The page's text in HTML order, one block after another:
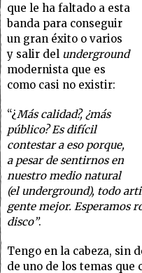
que le ha faltado a esta
banda para conseguir
un gran éxito o varios
y salir del underground
modernista que es
como casi no existir:
“¿Más calidad?, ¿más
público? Es difícil
contestar a eso porque,
a pesar de sentirnos en
nuestro medio natural
(el underground), todo
gente mejor. Esperamos
disco”.
Tengo en la cabeza, sin
de uno de los temas que